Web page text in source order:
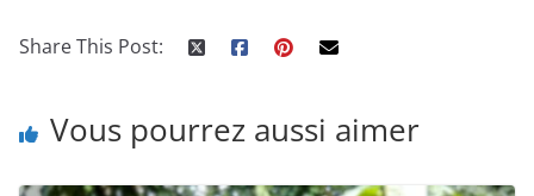
Share This Post:
Vous pourrez aussi aimer